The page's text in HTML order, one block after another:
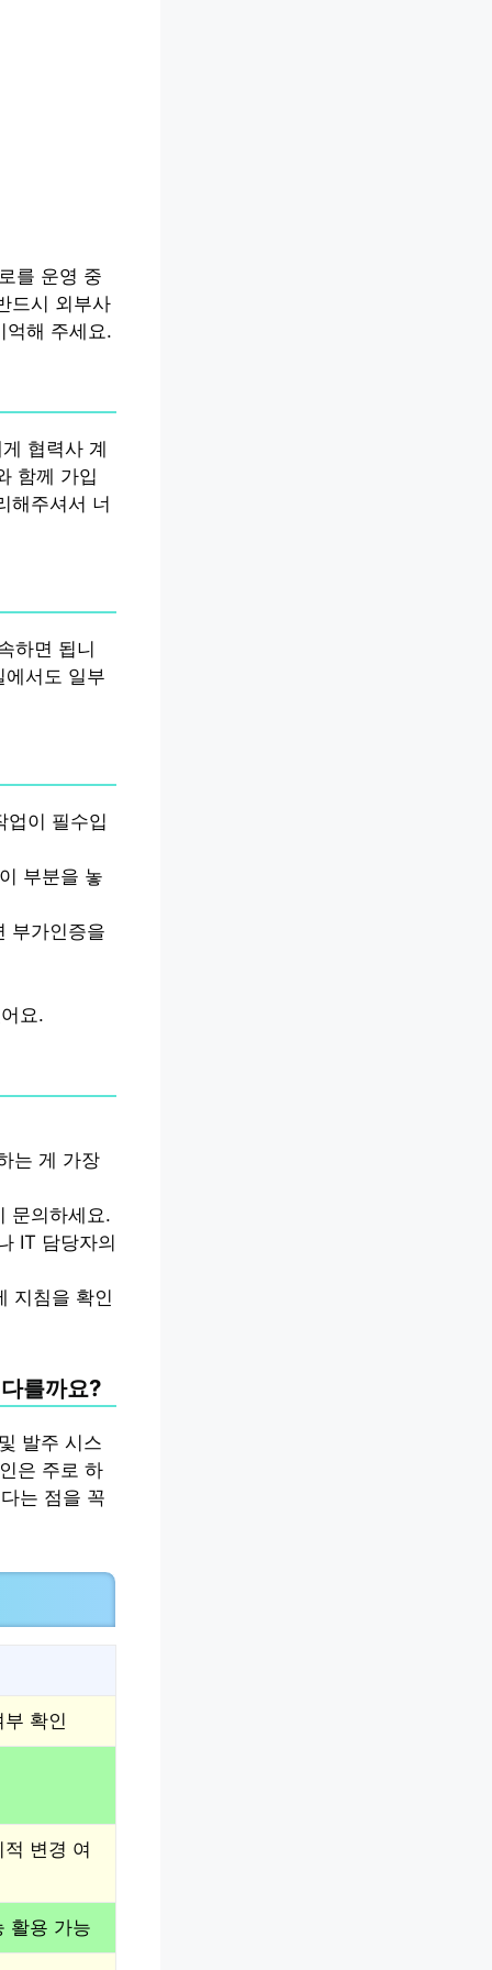
를 운영 중
드시 외부사
해 주세요.
협력사 계
함께 가입
해주셔서 너
하면 됩니
서도 일부
업이 필수입
부분을 놓
부가인증을
요.
는 게 가장
문의하세요.
IT 담당자의
지침을 확인
를까요?
발주 시스
은 주로 하
는 점을 꼭
확인
변경 여
활용 가능